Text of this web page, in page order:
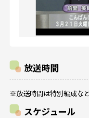
放送時間
※放送時間は特別編成な
スケジュール